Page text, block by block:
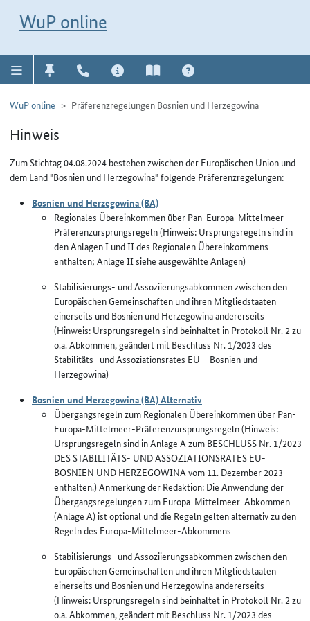
WuP online
WuP online Präferenzregelungen Bosnien und Herzegowina
Hinweis
Zum Stichtag 04.08.2024 bestehen zwischen der Europäischen Union und
dem Land "Bosnien und Herzegowina" folgende Präferenzregelungen:
Bosnien und Herzegowina (BA)
Regionales Übereinkommen über Pan-Europa-Mittelmeer-
Präferenzursprungsregeln (Hinweis: Ursprungsregeln sind in
den Anlagen I und II des Regionalen Übereinkommens
enthalten; Anlage II siehe ausgewählte Anlagen)
Stabilisierungs- und Assoziierungsabkommen zwischen den
Europäischen Gemeinschaften und ihren Mitgliedstaaten
einerseits und Bosnien und Herzegowina andererseits
(Hinweis: Ursprungsregeln sind beinhaltet in Protokoll Nr. 2 zu
o.a. Abkommen, geändert mit Beschluss Nr. 1/2023 des
Stabilitäts- und Assoziationsrates EU – Bosnien und
Herzegowina)
Bosnien und Herzegowina (BA) Alternativ
Übergangsregeln zum Regionalen Übereinkommen über Pan-
Europa-Mittelmeer-Präferenzursprungsregeln (Hinweis:
Ursprungsregeln sind in Anlage A zum BESCHLUSS Nr. 1/2023
DES STABILITÄTS- UND ASSOZIATIONSRATES EU-
BOSNIEN UND HERZEGOWINA vom 11. Dezember 2023
enthalten.) Anmerkung der Redaktion: Die Anwendung der
Übergangsregelungen zum Europa-Mittelmeer-Abkommen
(Anlage A) ist optional und die Regeln gelten alternativ zu den
Regeln des Europa-Mittelmeer-Abkommens
Stabilisierungs- und Assoziierungsabkommen zwischen den
Europäischen Gemeinschaften und ihren Mitgliedstaaten
einerseits und Bosnien und Herzegowina andererseits
(Hinweis: Ursprungsregeln sind beinhaltet in Protokoll Nr. 2 zu
o.a. Abkommen, geändert mit Beschluss Nr. 1/2023 des